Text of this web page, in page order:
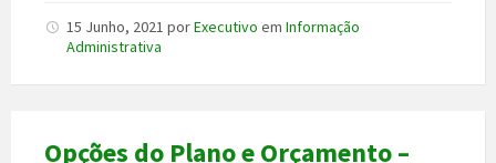
15 Junho, 2021 porExecutivo em Informação
Administrativa
Opções do Plano e Orçamento –